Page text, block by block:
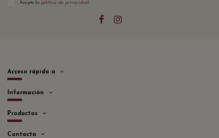
Acepto la política de privacidad
Acceso rápido a
Información
Productos
Contacta